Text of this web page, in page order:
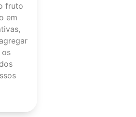
fruto
em